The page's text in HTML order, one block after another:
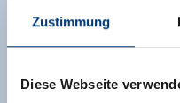
Zustimmung
Diese Webseite